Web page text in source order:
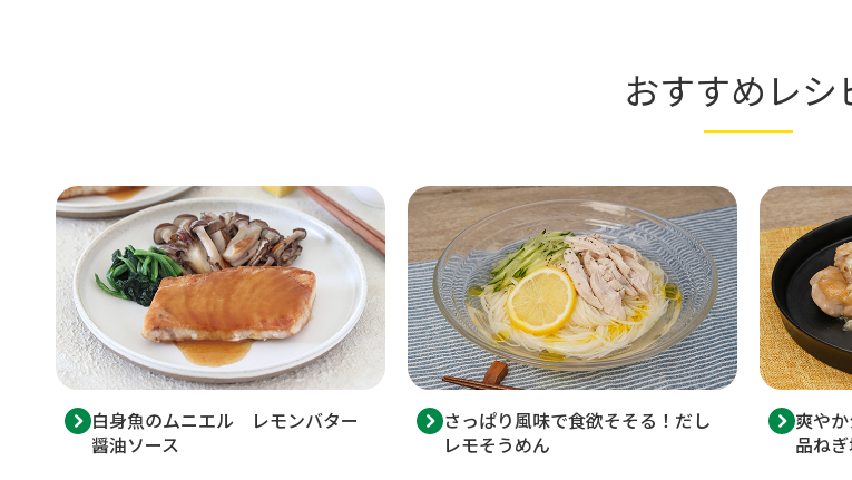
おすすめレシ
白身魚のムニエル レモンバター
醤油ソース
さっぱり風味で食欲そそる！だし
レモそうめん
爽や
品ね